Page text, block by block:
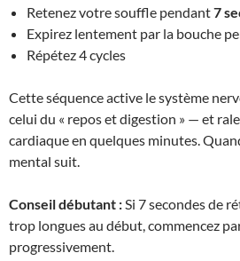
Retenez votre souffle pendant7
Expirez lentement par la bouche
Répétez 4 cycles
Cette séquence active le système
celui du « repos et digestion » — et
cardiaque en quelques minutes.
mental suit.
Conseil débutant :Si 7 secondes de
trop longues au début, commencez
progressivement.